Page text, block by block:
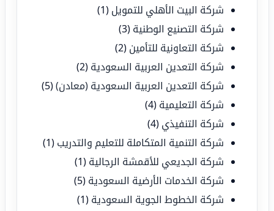
شركة البيت الأهلي للتمويل (1)
شركة التصنيع الوطنية (3)
شركة التعاونية للتأمين (2)
شركة التعدين العربية السعودية (2)
شركة التعدين العربية السعودية (معادن)(5)
شركة التعليمية (4)
شركة التنفيذي (4)
شركة التنمية المتكاملة للتعليم والتدريب (1)
شركة الجديعي للأقمشة الرجالية (1)
شركة الخدمات الأرضية السعودية (5)
شركة الخطوط الجوية السعودية (1)